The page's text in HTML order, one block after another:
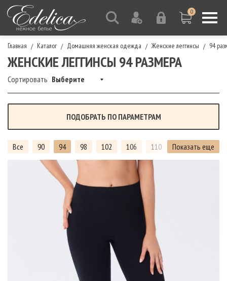
0
Главная / Каталог / Домашняя женская одежда / Женские леггинсы / 94
ЖЕНСКИЕ ЛЕГГИНСЫ 94 РАЗМЕРА
Сортировать Выберите
ПОДОБРАТЬ ПО ПАРАМЕТРАМ
Все 90 94 98 102 106 110 114
Показать еще